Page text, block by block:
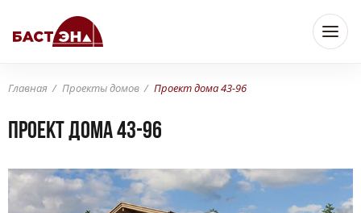
Главная Проекты домов Проект дома 43-96
Проект дома 43-96